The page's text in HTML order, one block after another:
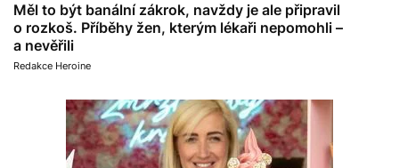
Měl to být banální zákrok, navždy je ale připravil
o rozkoš. Příběhy žen, kterým lékaři nepomohli –
a nevěřili
Redakce Heroine